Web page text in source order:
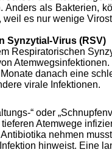
Anders als Bakterien,
weil es nur wenige
Synzytial-Virus (RSV)
Respiratorischen
danach eine
virale Infektionen.
“ oder
Atemwege
nehmen
hinweist. Eine